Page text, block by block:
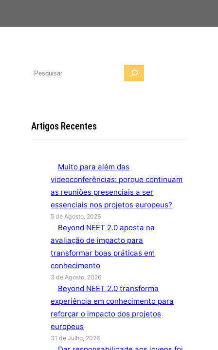
P
u
Artigos Recentes
Muito para além das
videoconferências: porque continuam
as reuniões presenciais a ser
essenciais nos projetos europeus?
5 de Agosto, 2026
Beyond NEET 2.0 aposta na
avaliação de impacto para
transformar boas práticas em
conhecimento
3 de Agosto, 2026
Beyond NEET 2.0 transforma
experiência em conhecimento para
reforçar o impacto dos projetos
europeus
31 de Julho, 2026